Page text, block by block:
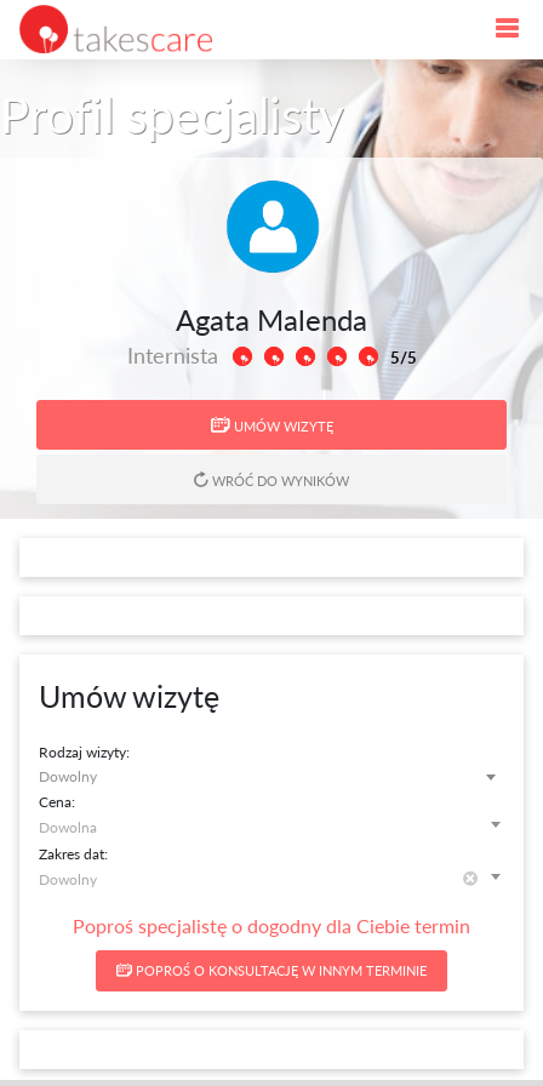
Profil specjalisty
Agata Malenda
Internista 5/5
UMÓW WIZYTĘ
WRÓĆ DO WYNIKÓW
Umów wizytę
Rodzaj wizyty:
Dowolny
Cena:
Zakres dat:
Poproś specjalistę o dogodny dla Ciebie termin
POPROŚ O KONSULTACJĘ W INNYM TERMINIE